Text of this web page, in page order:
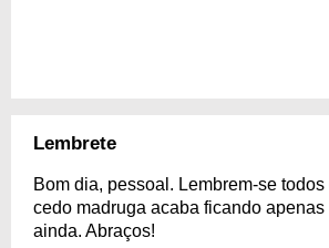
Lembrete
Bom dia, pessoal. Lembrem-se
cedo madruga acaba ficando
ainda. Abraços!